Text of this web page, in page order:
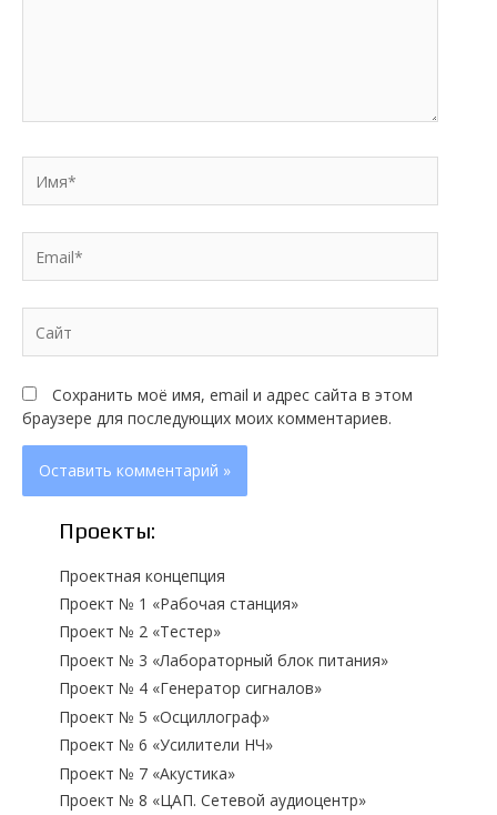
Сохранить моё имя, email и адрес сайта в этом
браузере для последующих моих комментариев.
Проекты:
Проектная концепция
Проект № 1 «Рабочая станция»
Проект № 2 «Тестер»
Проект № 3 «Лабораторный блок питания»
Проект № 4 «Генератор сигналов»
Проект № 5 «Осциллограф»
Проект № 6 «Усилители НЧ»
Проект № 7 «Акустика»
Проект № 8 «ЦАП. Сетевой аудиоцентр»